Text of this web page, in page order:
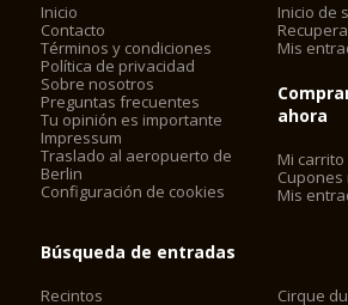
Inicio
Contacto
Términos y condiciones
Política de privacidad
Sobre nosotros
Preguntas frecuentes
Tu opinión es importante
Impressum
Traslado al aeropuerto de
Berlin
Configuración de cookies
Inicio de
Mis
ahora
Mi
Cupones
Mis
Búsqueda de entradas
Recintos
Cirque